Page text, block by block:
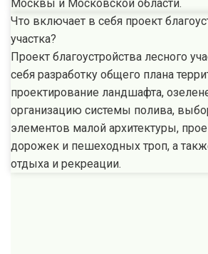
Москвы и Московской области.
Что включает в себя проект
участка?
Проект благоустройства лесного
себя разработку общего плана
проектирование ландшафта,
организацию системы полива,
элементов малой архитектуры,
дорожек и пешеходных троп, а
отдыха и рекреации.